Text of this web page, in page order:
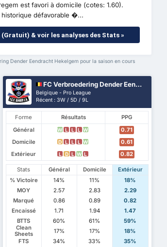
est favori à domicile (cotes: 1.60).
historique défavorable �...
& voir les analyses des Stats »
Dender Eendracht Hekelgem pour la saison en cours
FC Verbroedering Dender Eendracht Hekelgem
Belgique - Pro League
Récent : 3W / 5D / 9L
Forme Résultats
PPG
Général
W L L L W
0.71
Domicile
D L L L W
0.61
Extérieur
L D L W L 0.82
Stats Général Domicile
Extérieur
% Victoire
14% 11%
18%
MOY
2.57 2.83
2.29
Marqué
0.86 0.89
0.82
Encaissé
1.71 1.94
1.47
BTTS
60% 61%
59%
Clean
Sheets
17% 17%
18%
FTS
34% 33%
35%